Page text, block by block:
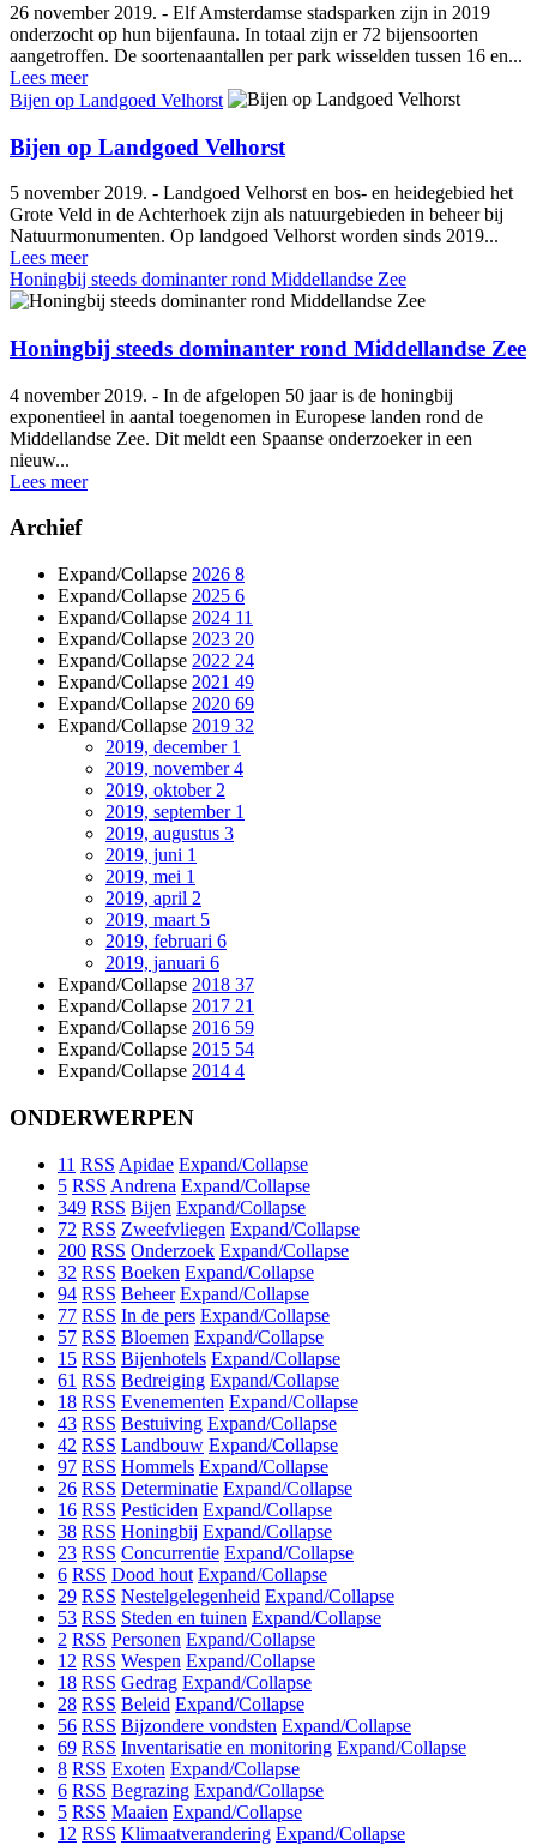
26 november 2019. - Elf Amsterdamse stadsparken zijn in 2019
onderzocht op hun bijenfauna. In totaal zijn er 72 bijensoorten
aangetroffen. De soortenaantallen per park wisselden tussen 16 en...
Lees meer
Bijen op Landgoed Velhorst
Bijen op Landgoed Velhorst
5 november 2019. - Landgoed Velhorst en bos- en heidegebied het
Grote Veld in de Achterhoek zijn als natuurgebieden in beheer bij
Natuurmonumenten. Op landgoed Velhorst worden sinds 2019...
Lees meer
Honingbij steeds dominanter rond Middellandse Zee
Honingbij steeds dominanter rond Middellandse Zee
4 november 2019. - In de afgelopen 50 jaar is de honingbij
exponentieel in aantal toegenomen in Europese landen rond de
Middellandse Zee. Dit meldt een Spaanse onderzoeker in een
nieuw...
Lees meer
Archief
Expand/Collapse 2026 8
Expand/Collapse 2025 6
Expand/Collapse 2024 11
Expand/Collapse 2023 20
Expand/Collapse 2022 24
Expand/Collapse 2021 49
Expand/Collapse 2020 69
Expand/Collapse 2019 32
2019, december 1
2019, november4
2019, oktober 2
2019, september 1
2019, augustus 3
2019, juni 1
2019, mei 1
2019, april 2
2019, maart 5
2019, februari 6
2019, januari 6
Expand/Collapse 2018 37
Expand/Collapse 2017 21
Expand/Collapse 2016 59
Expand/Collapse 2015 54
Expand/Collapse 2014 4
ONDERWERPEN
11 RSS Apidae Expand/Collapse
5 RSS Andrena Expand/Collapse
349 RSS Bijen Expand/Collapse
72 RSS Zweefvliegen Expand/Collapse
200 RSS Onderzoek Expand/Collapse
32 RSS Boeken Expand/Collapse
94 RSS Beheer Expand/Collapse
77 RSS In de pers Expand/Collapse
57 RSS Bloemen Expand/Collapse
15 RSS Bijenhotels Expand/Collapse
61 RSS Bedreiging Expand/Collapse
18 RSS Evenementen Expand/Collapse
43 RSS Bestuiving Expand/Collapse
42 RSS Landbouw Expand/Collapse
97 RSS Hommels Expand/Collapse
26 RSS Determinatie Expand/Collapse
16 RSS Pesticiden Expand/Collapse
38 RSS Honingbij Expand/Collapse
23 RSS Concurrentie Expand/Collapse
6 RSS Dood hout Expand/Collapse
29 RSS Nestelgelegenheid Expand/Collapse
53 RSS Steden en tuinen Expand/Collapse
2 RSS Personen Expand/Collapse
12 RSS Wespen Expand/Collapse
18 RSS Gedrag Expand/Collapse
28 RSS Beleid Expand/Collapse
56 RSS Bijzondere vondsten Expand/Collapse
69 RSS Inventarisatie en monitoring Expand/Collapse
8 RSS Exoten Expand/Collapse
6 RSS Begrazing Expand/Collapse
5 RSS Maaien Expand/Collapse
12 RSS Klimaatverandering Expand/Collapse